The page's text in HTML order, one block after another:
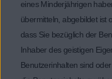
eines Minderjährigen
übermitteln, abgebildet ist
dass Sie bezüglich der
Inhaber des geistigen
Benutzerinhalten sind